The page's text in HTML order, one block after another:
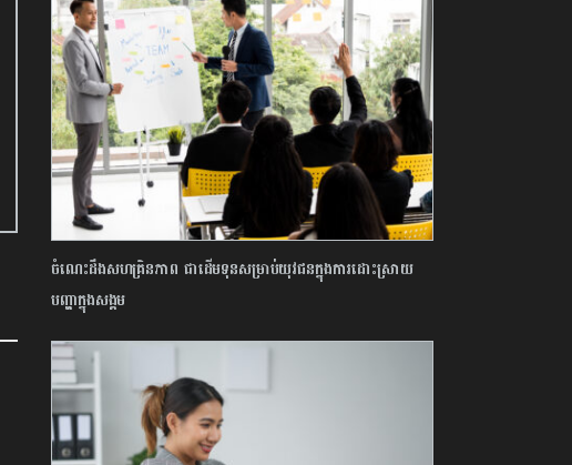
ចំណេះដឹងសហគ្រិនភាព ជាដើមទុន​សម្រាប់យុវជន​ក្នុង​ការ​ដោះ​ស្រាយ​
បញ្ហាក្នុងសង្គម